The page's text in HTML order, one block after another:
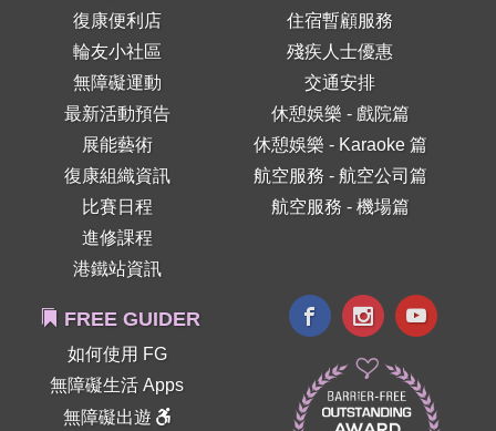
復康便利店
輪友小社區
無障礙運動
最新活動預告
展能藝術
復康組織資訊
比賽日程
進修課程
港鐵站資訊
住宿暫顧服務
殘疾人士優惠
交通安排
休憩娛樂 - 戲院篇
休憩娛樂 - Karaoke 篇
航空服務 - 航空公司篇
航空服務 - 機場篇
FREE GUIDER
如何使用 FG
無障礙生活 Apps
無障礙出遊